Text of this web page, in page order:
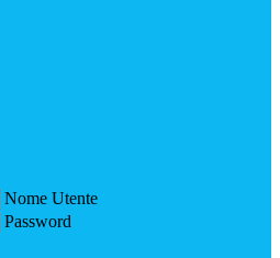
Nome Utente
Password